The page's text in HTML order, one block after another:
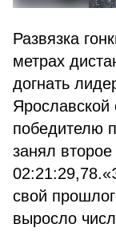
Развязка
метрах
догнать
Ярославской
победителю
занял
свой
выросло